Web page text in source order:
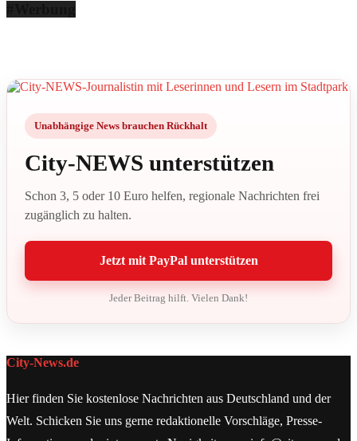
Unabhängige News brauchen Rückhalt
City-NEWS unterstützen
Schon 3, 5 oder 10 Euro helfen, regionale Nachrichten frei
zugänglich zu halten.
Jetzt mit PayPal unterstützen
Jeder Beitrag hilft. Vielen Dank!
City-News.de
Hier finden Sie kostenlose Nachrichten aus Deutschland und der
Welt. Schicken Sie uns gerne redaktionelle Vorschläge, Presse-